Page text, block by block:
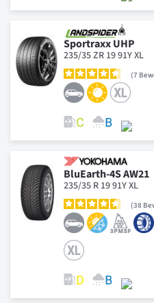
Sportraxx UHP
235/35 ZR 19 91Y XL
7
BluEarth-4S AW21
235/35 R 19 91Y XL
38